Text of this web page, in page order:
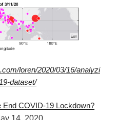
loren/2020/03/16/analyzi
dataset/
End COVID-19 Lockdown?